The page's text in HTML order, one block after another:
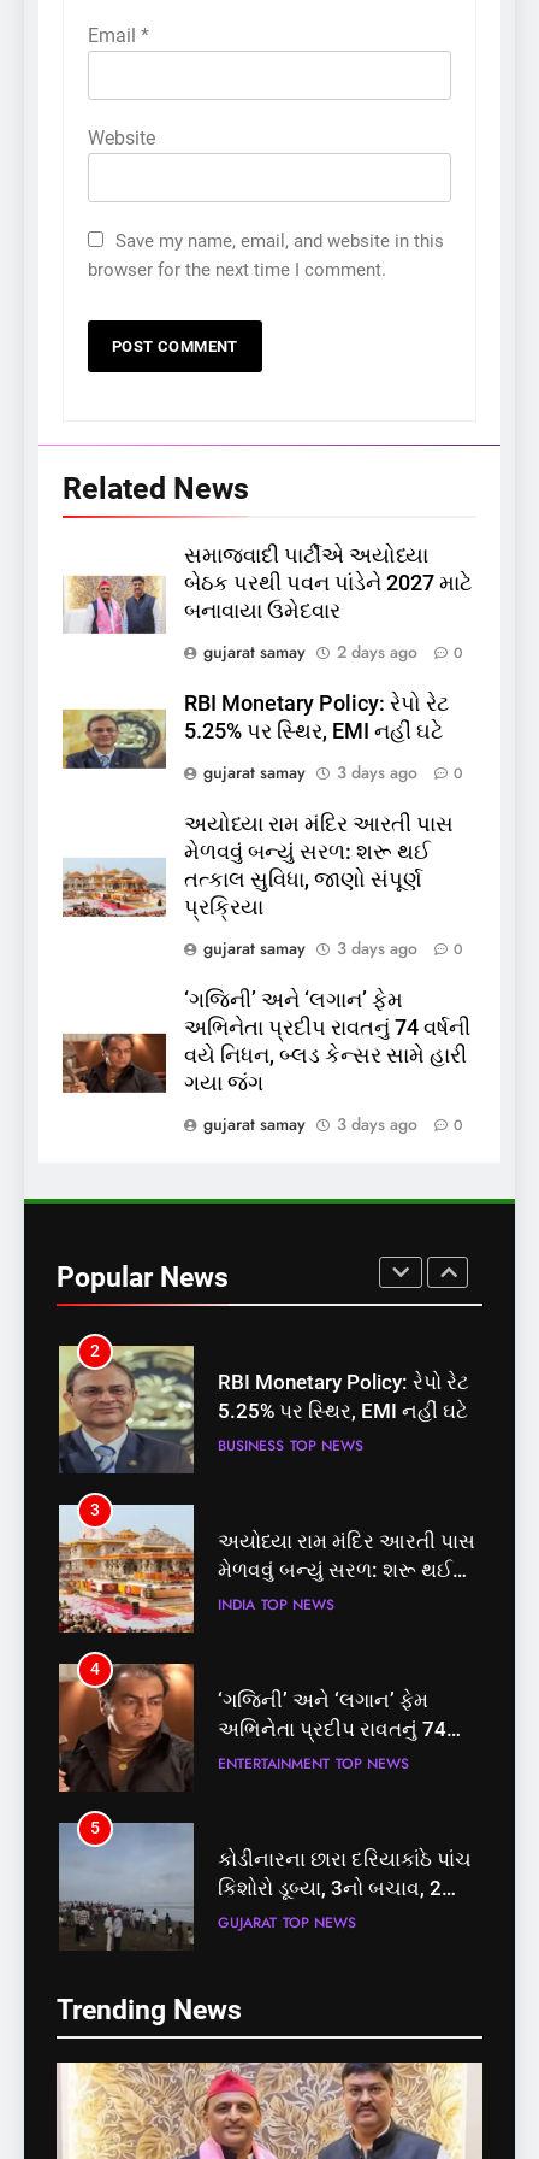
Email *
Website
Save my name, email, and website in this
browser for the next time I comment.
Related News
સમાજવાદી પાર્ટીએ અયોધ્યા
બેઠક પરથી પવન પાંડેને 2027 માટે
બનાવાયા ઉમેદવાર
gujarat samay
2 days ago 0
RBI Monetary Policy: રેપો રેટ
5.25% પર સ્થિર, EMI નહીં ઘટે
gujarat samay
3 days ago 0
અયોધ્યા રામ મંદિર આરતી પાસ
મેળવવું બન્યું સરળ: શરૂ થઈ
તત્કાલ સુવિધા, જાણો સંપૂર્ણ
પ્રક્રિયા
gujarat samay
3 days ago 0
‘ગજિની’ અને ‘લગાન’ ફેમ
અભિનેતા પ્રદીપ રાવતનું 74 વર્ષની
વયે નિધન, બ્લડ કેન્સર સામે હારી
ગયા જંગ
gujarat samay
3 days ago 0
Popular News
કોડીનારના છારા દરિયાકાંઠે પાંચ
કિશોરો ડૂબ્યા, 3નો બચાવ, 2
લાપતા
GUJARAT TOP NEWS
6
પાસપોર્ટ વેરિફિકેશન માટે હવે
પોલીસ સ્ટેશનના ધક્કામાંથી
પ્રક્રિયા બની સરળ
GUJARAT TOP NEWS
7
રાજ્યસભામાં ‘જન્મ અને મૃત્યુ
પાસ, વિપક્ષનો ઉગ્ર હોબાળો
8
શું તમારું મધ કે ઘી ખરેખર શુદ્ધ
છે? FSSAIએ ડાબરના દાવાઓની
પોલ ખોલી, મૂક્યો પ્રતિબંધ
INDIA TOP NEWS
બેઠક પરથી પવન પાંડેને 2027
માટે બનાવાયા ઉમેદવાર
INDIA
2
RBI Monetary Policy: રેપો રેટ
5.25% પર સ્થિર, EMI નહીં ઘટે
BUSINESS TOP NEWS
3
અયોધ્યા રામ મંદિર આરતી પાસ
મેળવવું બન્યું સરળ: શરૂ થઈ
તત્કાલ સુવિધા, જાણો સંપૂર્ણ
INDIA TOP NEWS
4
‘ગજિની’ અને ‘લગાન’ ફેમ
અભિનેતા પ્રદીપ રાવતનું 74
વર્ષની વયે નિધન, બ્લડ કેન્સર
ENTERTAINMENT TOP NEWS
5
કોડીનારના છારા દરિયાકાંઠે પાંચ
કિશોરો ડૂબ્યા, 3નો બચાવ, 2
લાપતા
GUJARAT TOP NEWS
પાસપોર્ટ વેરિફિકેશન માટે હવે
મુક્તિ,ગુજરાતમાં વેરિફિકેશન
પ્રક્રિયા બની સરળ
GUJARAT TOP NEWS
7
Trending Newsકોડીનારના છારા દરિયાકાંઠે પાંચ
કિશોરો ડૂબ્યા, 3નો બચાવ, 2
લાપતા
GUJARAT TOP NEWS
6